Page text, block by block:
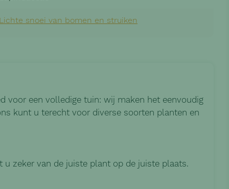
Lichte snoei van bomen en struiken
voor een volledige tuin: wij maken het eenvoudig
kunt u terecht voor diverse soorten planten en
u zeker van de juiste plant op de juiste plaats.